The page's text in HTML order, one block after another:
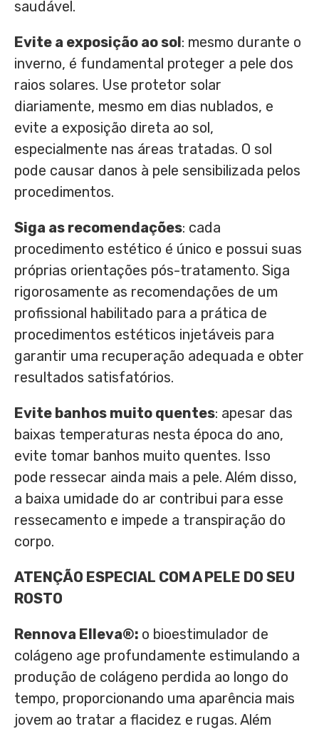
saudável.
Evite a exposição ao sol: mesmo durante o
inverno, é fundamental proteger a pele dos
raios solares. Use protetor solar
diariamente, mesmo em dias nublados, e
evite a exposição direta ao sol,
especialmente nas áreas tratadas. O sol
pode causar danos à pele sensibilizada pelos
procedimentos.
Siga as recomendações: cada
procedimento estético é único e possui suas
próprias orientações pós-tratamento. Siga
rigorosamente as recomendações de um
profissional habilitado para a prática de
procedimentos estéticos injetáveis para
garantir uma recuperação adequada e obter
resultados satisfatórios.
Evite banhos muito quentes: apesar das
baixas temperaturas nesta época do ano,
evite tomar banhos muito quentes. Isso
pode ressecar ainda mais a pele. Além disso,
a baixa umidade do ar contribui para esse
ressecamento e impede a transpiração do
corpo.
ATENÇÃO ESPECIAL COM A PELE DO SEU
ROSTO
Rennova Elleva®: o bioestimulador de
colágeno age profundamente estimulando a
produção de colágeno perdida ao longo do
tempo, proporcionando uma aparência mais
jovem ao tratar a flacidez e rugas. Além